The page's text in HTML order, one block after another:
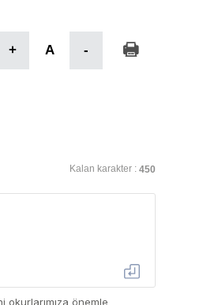
+ A -
Kalan karakter : 450
önemle